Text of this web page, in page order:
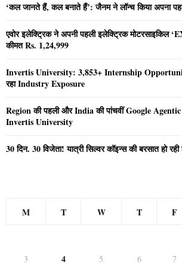
‘कल जानते हैं, कल बनाते हैं’: जैनम ने लॉन्च किया अपना
एवोर इलेक्ट्रिक ने अपनी पहली इलेक्ट्रिक मोटरसाइकिल
कीमत Rs. 1,24,999
Invertis University: 3,853+ Internship
रहा Industry Exposure
Region की पहली और India की पांचवीं Google
Invertis University
30 दिन. 30 विजेता! यात्री सिल्वर कॉइन्स की बरसात हो
M T W T F
3
4 5 6 7